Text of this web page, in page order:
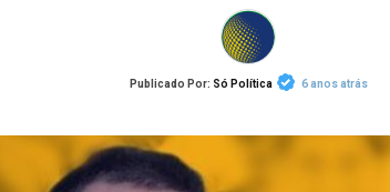
Publicado Por: Só Política 6 anos atrás